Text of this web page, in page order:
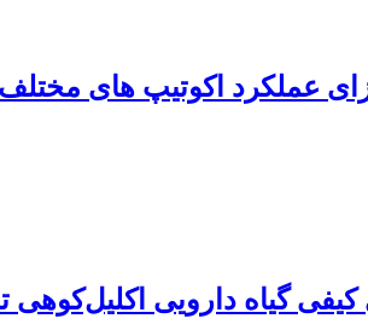
اجزای عملکرد اکوتیپ های
گیاه دارویی